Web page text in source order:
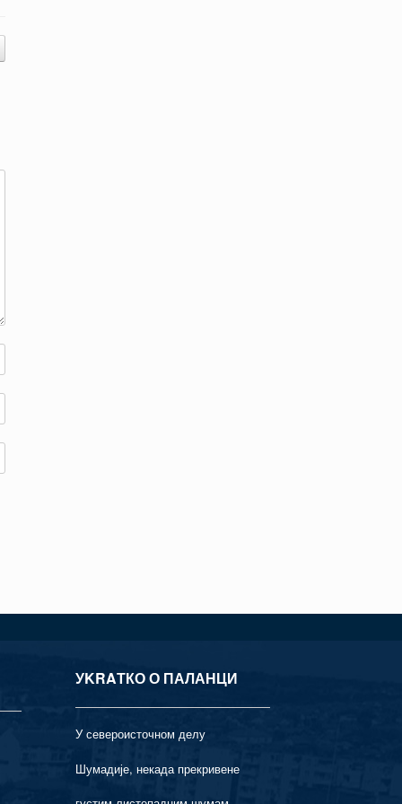
УKRAТКО О ПАЛАНЦИ
У североисточном делу
Шумадије, некада прекривене